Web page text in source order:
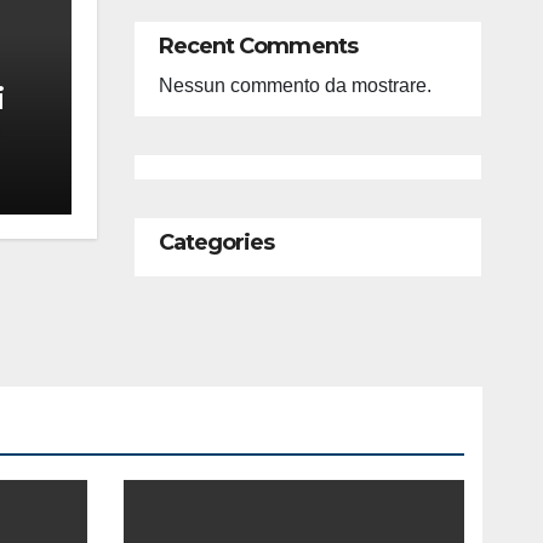
Recent Comments
Nessun commento da mostrare.
Categories